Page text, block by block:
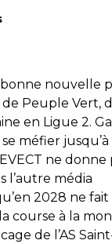
nouvelle
Peuple Vert,
en Ligue 2.
méfier
ne donne
l’autre média
2028 ne
course à la
de l’AS